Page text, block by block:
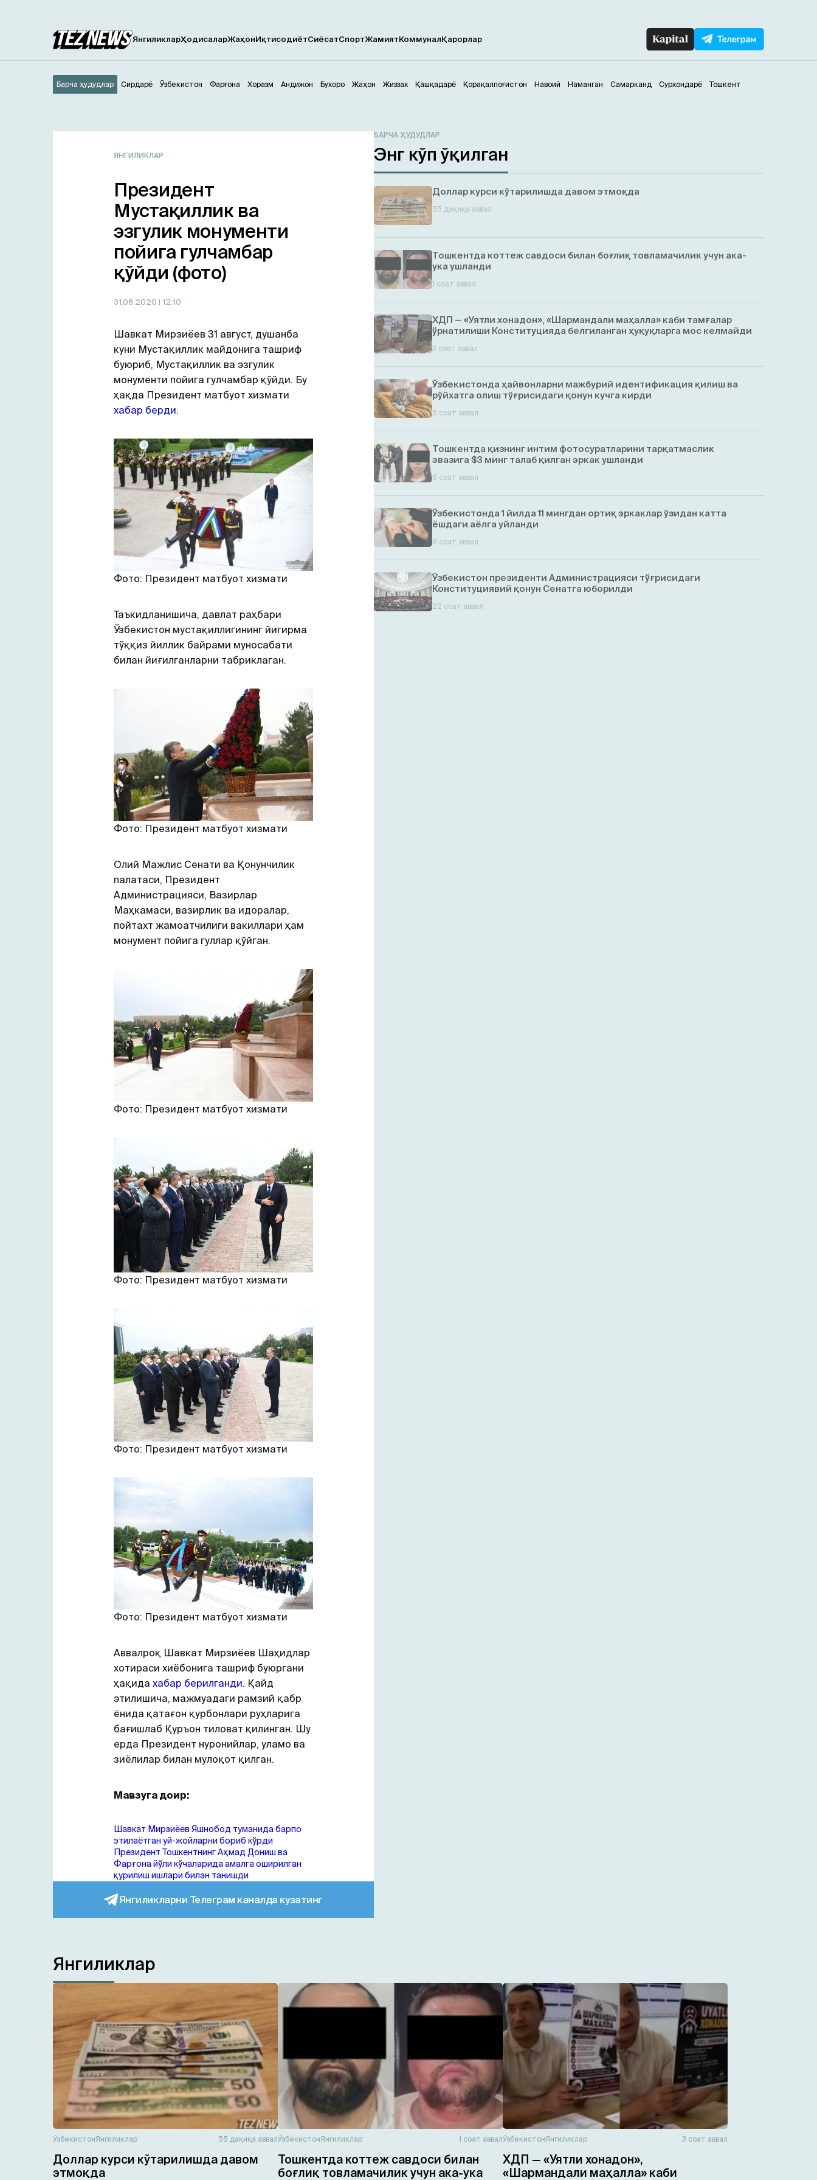
ЯнгиликларҲодисаларЖаҳонИқтисодиётСиёсатСпортЖамиятКоммуналҚарорлар
Андижон
Барча ҳудудлар Бухоро Жаҳон Жиззах Қашқадарё Қорақалпоғистон Навоий Наманган Самарканд
Сирдарё Сурхондарё Тошкент
Ўзбекистон Фарғона Хоразм
ЯНГИЛИКЛАР
Президент
Мустақиллик ва
эзгулик монументи
пойига гулчамбар
қўйди (фото)
31.08.2020 | 12:10
Шавкат Мирзиёев 31 август, душанба
куни Мустақиллик майдонига ташриф
буюриб, Мустақиллик ва эзгулик
монументи пойига гулчамбар қўйди. Бу
ҳақда Президент матбуот хизмати
хабар берди.
Фото: Президент матбуот хизмати
Таъкидланишича, давлат раҳбари
Ўзбекистон мустақиллигининг йигирма
тўққиз йиллик байрами муносабати
билан йиғилганларни табриклаган.
Фото: Президент матбуот хизмати
Олий Мажлис Сенати ва Қонунчилик
палатаси, Президент
Aдминистрацияси, Вазирлар
Маҳкамаси, вазирлик ва идоралар,
пойтахт жамоатчилиги вакиллари ҳам
монумент пойига гуллар қўйган.
Фото: Президент матбуот хизмати
Фото: Президент матбуот хизмати
Фото: Президент матбуот хизмати
Фото: Президент матбуот хизмати
Aввалроқ Шавкат Мирзиёев Шаҳидлар
хотираси хиёбонига ташриф буюргани
ҳақида хабар берилганди. Қайд
этилишича, мажмуадаги рамзий қабр
ёнида қатағон қурбонлари руҳларига
бағишлаб Қуръон тиловат қилинган. Шу
ерда Президент нуронийлар, уламо ва
зиёлилар билан мулоқот қилган.
Мавзуга доир:
Шавкат Мирзиёев Яшнобод туманида барпо
этилаётган уй-жойларни бориб кўрди
Президент Тошкентнинг Aҳмад Дониш ва
Фарғона йўли кўчаларида амалга оширилган
қурилиш ишлари билан танишди
Янгиликларни Телеграм каналда кузатинг
БАРЧА ҲУДУДЛАР
Энг кўп ўқилган
Доллар курси кўтарилишда давом этмоқда
55 дақиқа аввал
Тошкентда коттеж савдоси билан боғлиқ товламачилик учун ака-
ука ушланди
1 соат аввал
ХДП — «Уятли хонадон», «Шармандали маҳалла» каби тамғалар
ўрнатилиши Конституцияда белгиланган ҳуқуқларга мос келмайди
3 соат аввал
Ўзбекистонда ҳайвонларни мажбурий идентификация қилиш ва
рўйхатга олиш тўғрисидаги қонун кучга кирди
5 соат аввал
Тошкентда қизнинг интим фотосуратларини тарқатмаслик
эвазига $3 минг талаб қилган эркак ушланди
6 соат аввал
Ўзбекистонда 1 йилда 11 мингдан ортиқ эркаклар ўзидан катта
ёшдаги аёлга уйланди
8 соат аввал
Ўзбекистон президенти Администрацияси тўғрисидаги
Конституциявий қонун Сенатга юборилди
22 соат аввал
Янгиликлар
ЎзбекистонЯнгиликлар 55 дақиқа аввал
Доллар курси кўтарилишда давом
этмоқда
ЎзбекистонЯнгиликлар 1 соат аввал
Тошкентда коттеж савдоси билан
боғлиқ товламачилик учун ака-ука
ЎзбекистонЯнгиликлар 3 соат аввал
ХДП — «Уятли хонадон»,
«Шармандали маҳалла» каби